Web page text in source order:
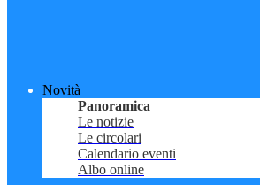
Novità
Panoramica
Le notizie
Le circolari
Calendario eventi
Albo online